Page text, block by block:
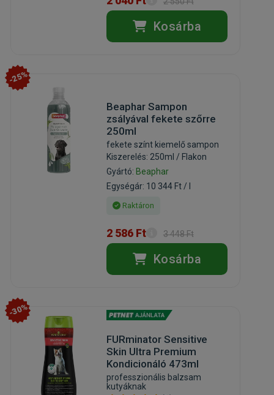
Kosárba
-25%
Beaphar Sampon
zsályával fekete szőrre
250ml
fekete színt kiemelő sampon
Kiszerelés: 250ml / Flakon
Gyártó: Beaphar
Egységár: 10 344 Ft / l
Raktáron
2 586 Ft 3 448 Ft
Kosárba
-30%
FURminator Sensitive
Skin Ultra Premium
Kondicionáló 473ml
professzionális balzsam
kutyáknak